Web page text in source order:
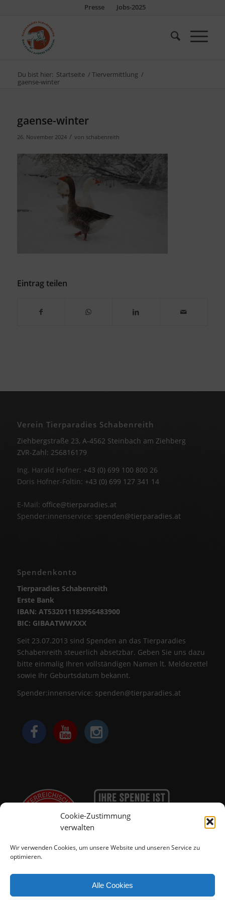
Cookie-Zustimmung
verwalten
Wir verwenden Cookies, um unsere Website und unseren Service zu
optimieren.
Alle Cookies
Presse Jobs-2025
Du bist hier: Startseite / Tiervermittlung /
gaense-winter
gaense-winter
26. November 2024 / von schabenreith
Eintrag teilen
Verein Tierparadies Schabenreith
Ziehbergstraße 23, A-4562 Steinbach am Ziehberg
ZVR-Zahl: 256816179
Ing. Harald Hofner: +43 (0) 699 100 800 26
Doris Hofner-Foltin: +43 (0) 699 127 341 14
E-Mail: office@tierparadies.at
Spender:innenservice: spenden@tierparadies.at
Spendenkonto
Tierparadies Schabenreith
Erste Bank
IBAN: AT532011183956483900
BIC: GIBAATWWXXX
Seit 23.07.2013 sind Spenden an das Tierparadies
Schabenreith steuerlich absetzbar. Geben Sie uns dazu
bitte einmalig Ihren vollständigen Namen lt. Meldezettel
sowie Ihr Geburtsdatum bekannt.
Spender:innenservice: spenden@tierparadies.at